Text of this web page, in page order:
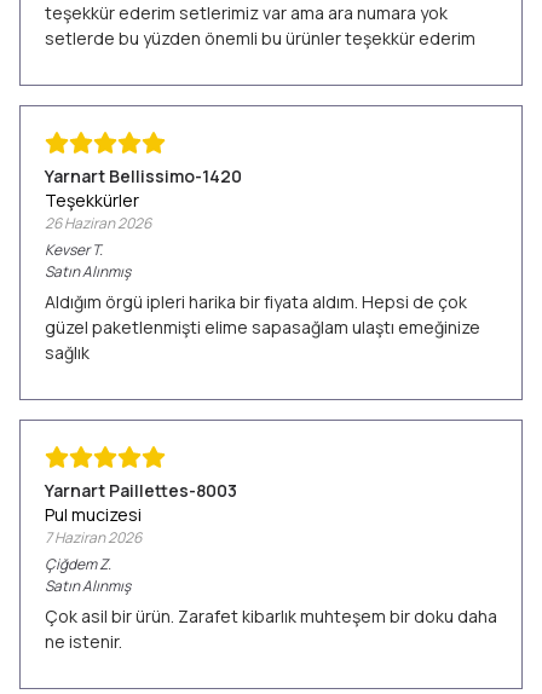
teşekkür ederim setlerimiz var ama ara numara yok
setlerde bu yüzden önemli bu ürünler teşekkür ederim
Yarnart Bellissimo-1420
Teşekkürler
26 Haziran 2026
Kevser T.
Satın Alınmış
Aldığım örgü ipleri harika bir fiyata aldım. Hepsi de çok
güzel paketlenmişti elime sapasağlam ulaştı emeğinize
sağlık
Yarnart Paillettes-8003
Pul mucizesi
7 Haziran 2026
ÇiğdemZ.
Satın Alınmış
Çok asil bir ürün. Zarafet kibarlık muhteşem bir doku daha
ne istenir.